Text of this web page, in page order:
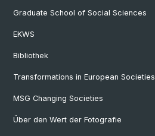
Graduate School of Social Sciences
EKWS
Bibliothek
Transformations in European Societies
MSG Changing Societies
Über den Wert der Fotografie